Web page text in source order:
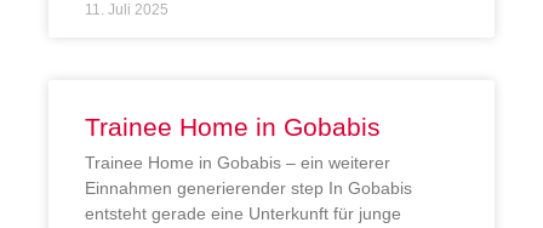
11. Juli 2025
Trainee Home in Gobabis
Trainee Home in Gobabis – ein weiterer
Einnahmen generierender step In Gobabis
entsteht gerade eine Unterkunft für junge